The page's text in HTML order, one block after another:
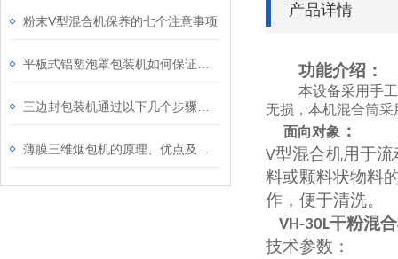
粉末V型混合机保养的七个注意事项
产品详情
功能介绍：
本设备采用手
无损，本机混合筒
面向对象 ：
V型混合机用于
料或颗料状物料
作，便于清洗。
VH-30L干粉混
技术参数：